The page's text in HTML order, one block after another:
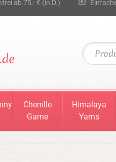
ab 75,- € (in D.)
Chenille
Garne
Himalaya
Yarns